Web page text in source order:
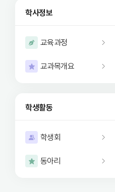
학사정보
교육과정
교과목개요
학생활동
학생회
동아리